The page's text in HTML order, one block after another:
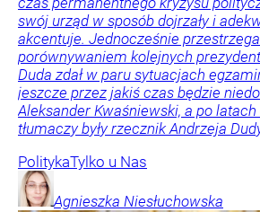
swój urząd w sposób dojrzały i
akcentuje. Jednocześnie
porównywaniem kolejnych
Duda zdał w paru sytuacjach
jeszcze przez jakiś czas będzie
Aleksander Kwaśniewski, a po
tłumaczy były rzecznik Andrzeja
PolitykaTylko u Nas
Agnieszka Niesłuchowska